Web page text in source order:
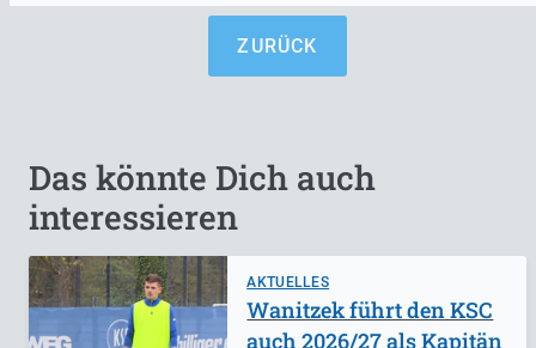
ZURÜCK
Das könnte Dich auch
interessieren
AKTUELLES
Wanitzek führt den KSC
auch 2026/27 als Kapitän